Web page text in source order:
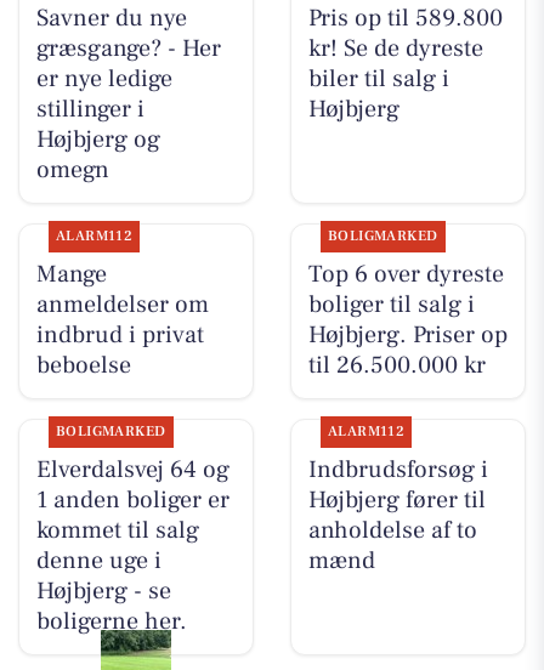
Savner du nye
græsgange? - Her
er nye ledige
stillinger i
Højbjerg og
omegn
Pris op til 589.800
kr! Se de dyreste
biler til salg i
Højbjerg
ALARM112
Mange
anmeldelser om
indbrud i privat
beboelse
BOLIGMARKED
Top 6 over dyreste
boliger til salg i
Højbjerg. Priser op
til 26.500.000 kr
BOLIGMARKED
Elverdalsvej 64 og
1 anden boliger er
kommet til salg
denne uge i
Højbjerg - se
boligerne her.
ALARM112
Indbrudsforsøg i
Højbjerg fører til
anholdelse af to
mænd